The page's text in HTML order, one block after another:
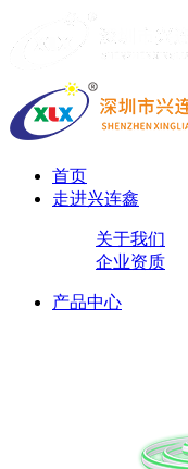
首页
走进兴连鑫
关于我们
企业资质
产品中心